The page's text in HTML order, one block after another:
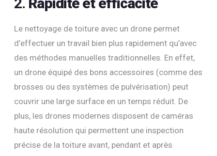
Le nettoyage de toiture avec un drone permet
d’effectuer un travail bien plus rapidement qu’avec
des méthodes manuelles traditionnelles. En effet,
un drone équipé des bons accessoires (comme des
brosses ou des systèmes de pulvérisation) peut
couvrir une large surface en un temps réduit. De
plus, les drones modernes disposent de caméras
haute résolution qui permettent une inspection
précise de la toiture avant, pendant et après